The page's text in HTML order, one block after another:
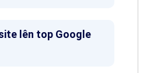
lên top Google